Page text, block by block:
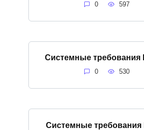
0 597
Системные требования
0 530
Системные требования